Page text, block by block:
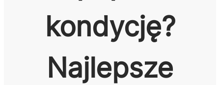
kondycję?
Najlepsze